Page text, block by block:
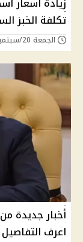
تكلفة الخبز
الجمعة 20/سبتمبر/2024 - 06:00 م
أخبار جديدة
اعرف التفاصيل